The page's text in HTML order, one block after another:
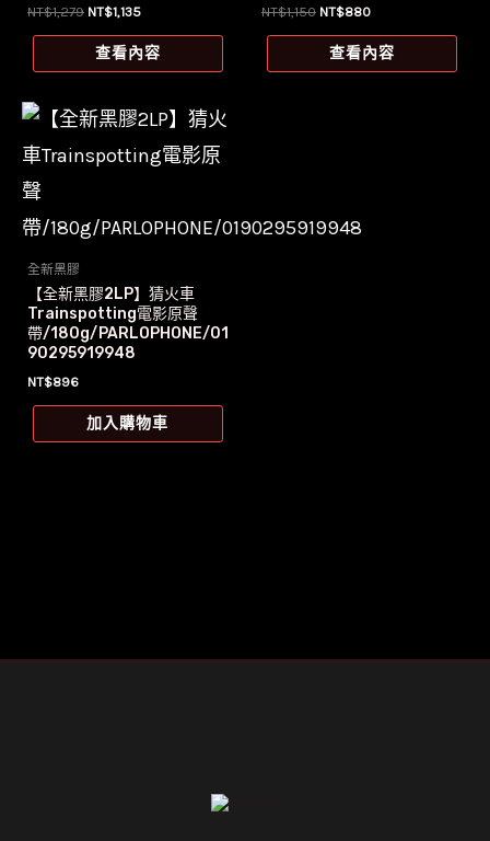
NT$1,279 原
價
格：
NT$1,135目
價
格：
查看內容
NT$1,150 原
價
格：
NT$880目
價
格：
查看內容
全新黑膠
【全新黑膠2LP】猜火車
Trainspotting電影原聲
帶/180g/PARLOPHONE/01
90295919948
NT$896
加入購物車